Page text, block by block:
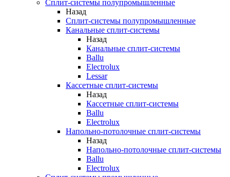
Сплит-системы полупромышленные
Назад
Сплит-системы полупромышленные
Канальные сплит-системы
Назад
Канальные сплит-системы
Ballu
Electrolux
Lessar
Кассетные сплит-системы
Назад
Кассетные сплит-системы
Ballu
Electrolux
Напольно-потолочные сплит-системы
Назад
Напольно-потолочные сплит-системы
Ballu
Electrolux